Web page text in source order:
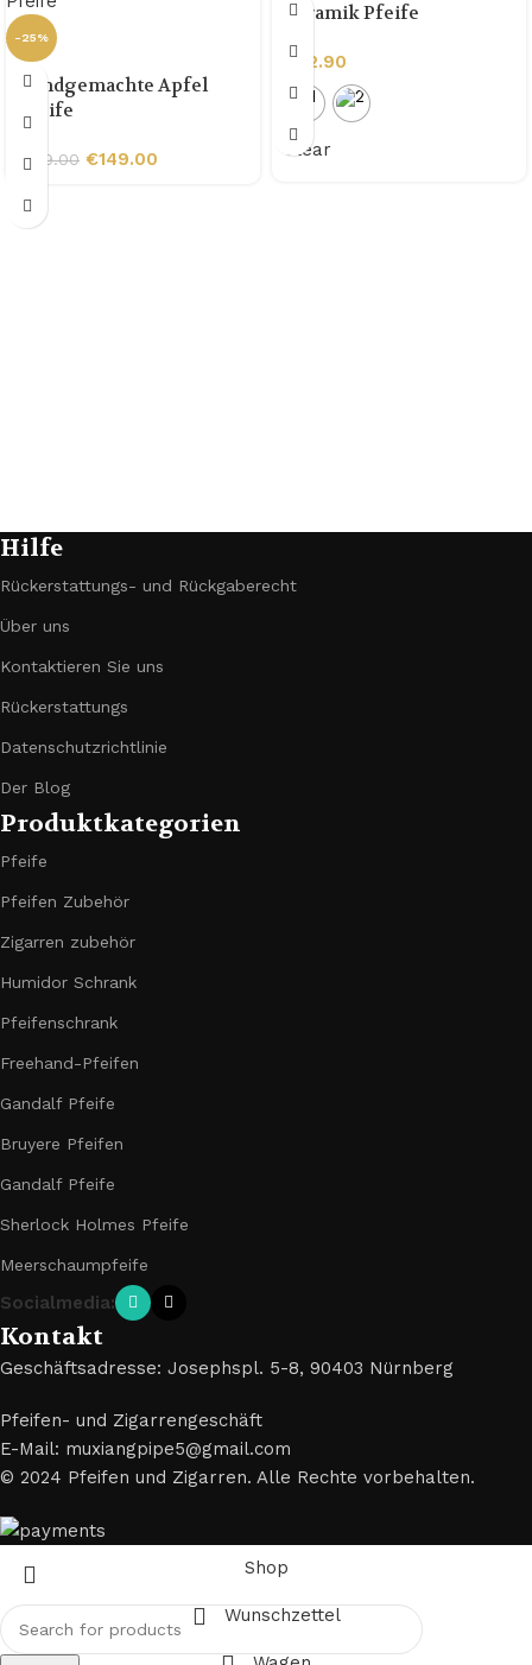
-25%
Handgemachte Apfel
Pfeife
€199.00 €149.00
Keramik Pfeife
€ 32.90
Clear
Hilfe
Rückerstattungs- und Rückgaberecht
Über uns
Kontaktieren Sie uns
Rückerstattungs
Datenschutzrichtlinie
Der Blog
Produktkategorien
Pfeife
Pfeifen Zubehör
Zigarren zubehör
Humidor Schrank
Pfeifenschrank
Freehand-Pfeifen
Gandalf Pfeife
Bruyere Pfeifen
Gandalf Pfeife
Sherlock Holmes Pfeife
Meerschaumpfeife
Socialmedia:
Kontakt
Geschäftsadresse: Josephspl. 5-8, 90403 Nürnberg
Pfeifen- und Zigarrengeschäft
E-Mail: muxiangpipe5@gmail.com
© 2024 Pfeifen und Zigarren. Alle Rechte vorbehalten.
Shop
Wunschzettel